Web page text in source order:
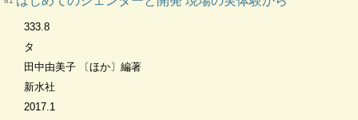
333.8
タ
田中由美子 〔ほか〕編著
新水社
2017.1